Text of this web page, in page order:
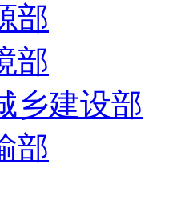
部
部
乡建设部
部